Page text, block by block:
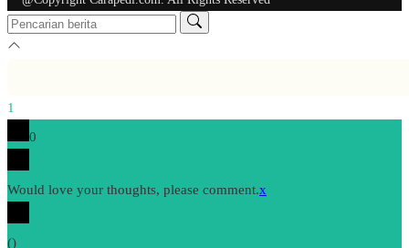
1
0
Would love your thoughts, please comment.x
()